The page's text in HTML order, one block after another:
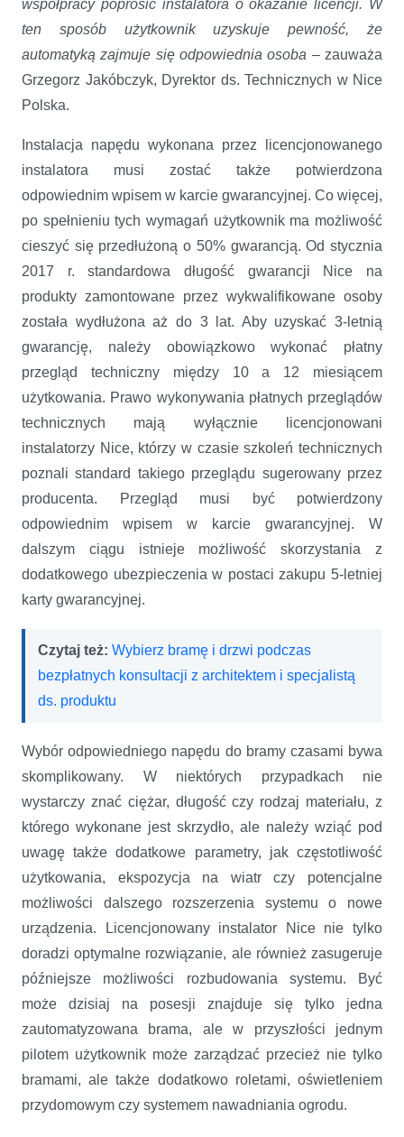
współpracy poprosić instalatora o okazanie licencji. W
ten sposób użytkownik uzyskuje pewność, że
automatyką zajmuje się odpowiednia osoba – zauważa
Grzegorz Jakóbczyk, Dyrektor ds. Technicznych w Nice
Polska.
Instalacja napędu wykonana przez licencjonowanego
instalatora musi zostać także potwierdzona
odpowiednim wpisem w karcie gwarancyjnej. Co więcej,
po spełnieniu tych wymagań użytkownik ma możliwość
cieszyć się przedłużoną o 50% gwarancją. Od stycznia
2017 r. standardowa długość gwarancji Nice na
produkty zamontowane przez wykwalifikowane osoby
została wydłużona aż do 3 lat. Aby uzyskać 3-letnią
gwarancję, należy obowiązkowo wykonać płatny
przegląd techniczny między 10 a 12 miesiącem
użytkowania. Prawo wykonywania płatnych przeglądów
technicznych mają wyłącznie licencjonowani
instalatorzy Nice, którzy w czasie szkoleń technicznych
poznali standard takiego przeglądu sugerowany przez
producenta. Przegląd musi być potwierdzony
odpowiednim wpisem w karcie gwarancyjnej. W
dalszym ciągu istnieje możliwość skorzystania z
dodatkowego ubezpieczenia w postaci zakupu 5-letniej
karty gwarancyjnej.
Czytaj też: Wybierz bramę i drzwi podczas
bezpłatnych konsultacji z architektem i specjalistą
ds. produktu
Wybór odpowiedniego napędu do bramy czasami bywa
skomplikowany. W niektórych przypadkach nie
wystarczy znać ciężar, długość czy rodzaj materiału, z
którego wykonane jest skrzydło, ale należy wziąć pod
uwagę także dodatkowe parametry, jak częstotliwość
użytkowania, ekspozycja na wiatr czy potencjalne
możliwości dalszego rozszerzenia systemu o nowe
urządzenia. Licencjonowany instalator Nice nie tylko
doradzi optymalne rozwiązanie, ale również zasugeruje
późniejsze możliwości rozbudowania systemu. Być
może dzisiaj na posesji znajduje się tylko jedna
zautomatyzowana brama, ale w przyszłości jednym
pilotem użytkownik może zarządzać przecież nie tylko
bramami, ale także dodatkowo roletami, oświetleniem
przydomowym czy systemem nawadniania ogrodu.